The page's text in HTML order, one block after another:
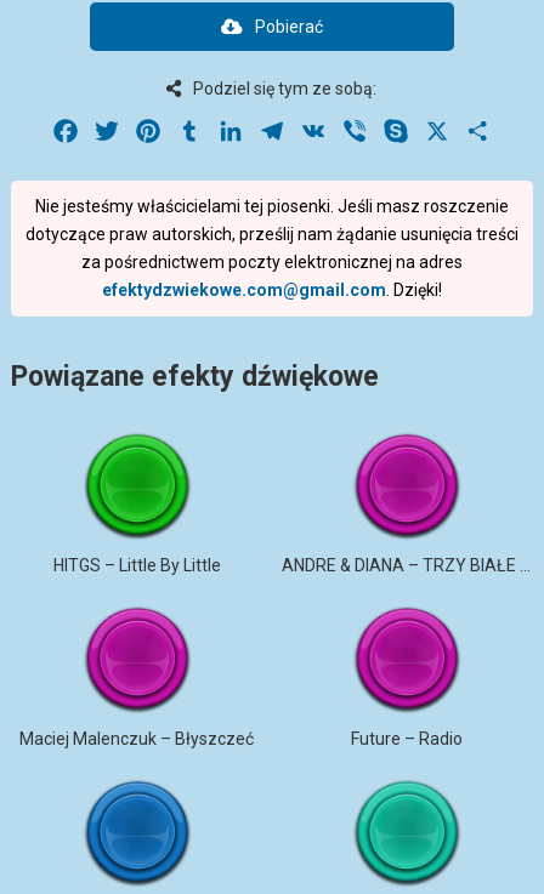
Pobierać
Podziel się tym ze sobą:
Facebook
Twitter PinterestTumblrLinkedInTelegram
VK Viber Skype
Nie jesteśmy właścicielami tej piosenki. Jeśli masz roszczenie
dotyczące praw autorskich, prześlij nam żądanie usunięcia treści
za pośrednictwem poczty elektronicznej na adres
efektydzwiekowe.com@gmail.com . Dzięki!
Powiązane efekty dźwiękowe
HITGS – Little By Little
Maciej Malenczuk – Błyszczeć Future – Radio